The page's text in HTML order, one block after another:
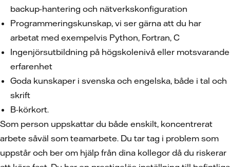
backup-hantering och nätverkskonfiguration
Programmeringskunskap, vi ser gärna att du har
arbetat med exempelvis Python, Fortran, C
Ingenjörsutbildning på högskolenivå eller motsvarande
erfarenhet
Goda kunskaper i svenska och engelska, både i tal och
skrift
B-körkort.
Som person uppskattar du både enskilt, koncentrerat
arbete såväl som teamarbete. Du tar tag i problem som
uppstår och ber om hjälp från dina kollegor då du riskerar